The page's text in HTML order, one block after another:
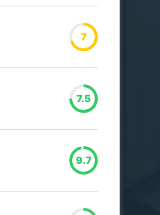
7
7.5
9.7